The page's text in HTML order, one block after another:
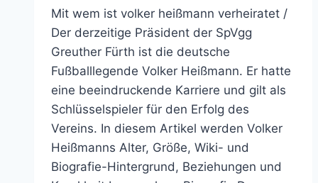
Mit wem ist volker heißmann verheiratet /
Der derzeitige Präsident der SpVgg
Greuther Fürth ist die deutsche
Fußballlegende Volker Heißmann. Er hatte
eine beeindruckende Karriere und gilt als
Schlüsselspieler für den Erfolg des
Vereins. In diesem Artikel werden Volker
Heißmanns Alter, Größe, Wiki- und
Biografie-Hintergrund, Beziehungen und